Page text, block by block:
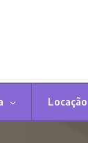
Locação